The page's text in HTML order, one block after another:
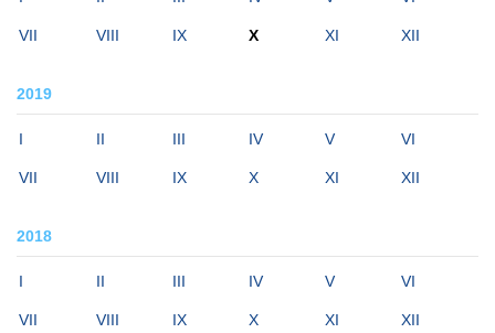
VII VIII IX X XI XII
2019
I II III IV V VI
VII VIII IX X XI XII
2018
I II III IV V VI
VII VIII IX X XI XII